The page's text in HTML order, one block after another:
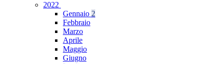
2022
Gennaio 2
Febbraio
Marzo
Aprile
Maggio
Giugno